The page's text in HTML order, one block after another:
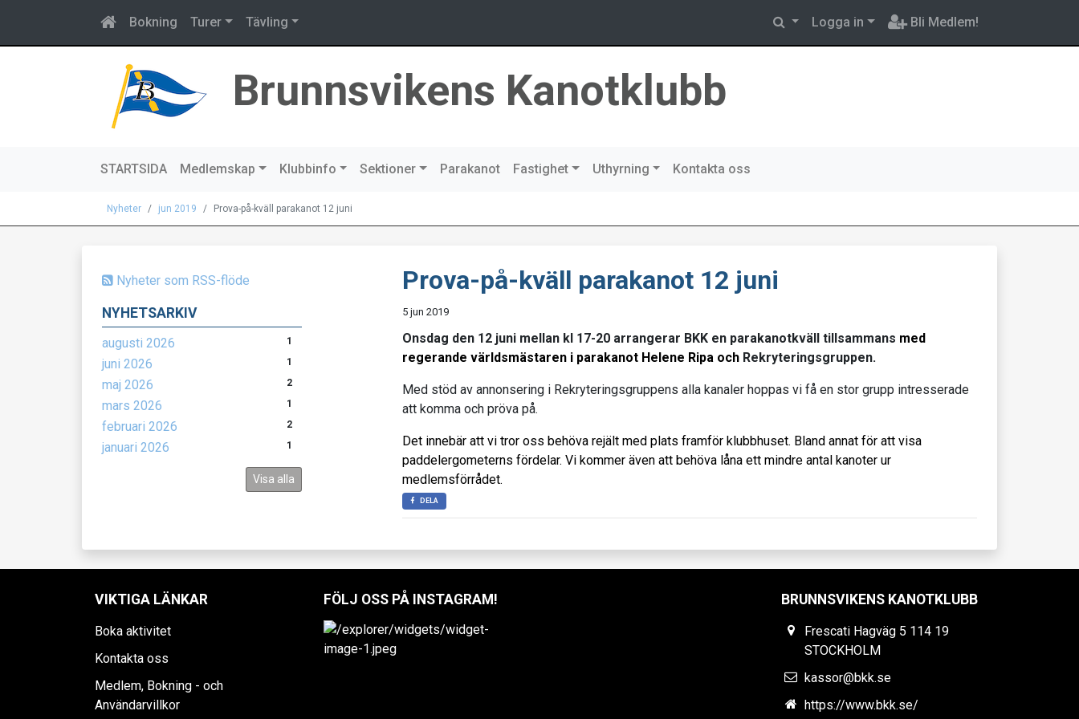
Bokning Turer Tävling Logga in Bli Medlem!
Brunnsvikens Kanotklubb
STARTSIDA Medlemskap Klubbinfo Sektioner Parakanot Fastighet Uthyrning Kontakta oss
Nyheter jun 2019 Prova-på-kväll parakanot 12 juni
Nyheter som RSS-flöde
NYHETSARKIV
augusti 2026 1
juni 2026 1
maj 2026 2
mars 2026 1
februari 2026 2
januari 2026 1
Visa alla
Prova-på-kväll parakanot 12 juni
5 jun 2019
Onsdag den 12 juni mellan kl 17-20 arrangerar BKK en parakanotkväll tillsammans med
regerande världsmästaren i parakanot Helene Ripa och Rekryteringsgruppen.
Med stöd av annonsering i Rekryteringsgruppens alla kanaler hoppas vi få en stor grupp intresserade
att komma och pröva på.
Det innebär att vi tror oss behöva rejält med plats framför klubbhuset. Bland annat för att visa
paddelergometerns fördelar. Vi kommer även att behöva låna ett mindre antal kanoter ur
medlemsförrådet.
DELA
VIKTIGA LÄNKAR
Boka aktivitet
Kontakta oss
Medlem, Bokning - och
Användarvillkor
FÖLJ OSS PÅ INSTAGRAM! BRUNNSVIKENS KANOTKLUBB
Frescati Hagväg 5 114 19
STOCKHOLM
kassor@bkk.se
https://www.bkk.se/